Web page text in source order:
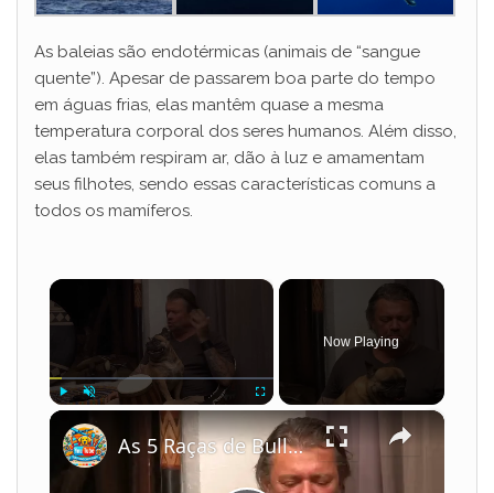
As baleias são endotérmicas (animais de “sangue
quente”). Apesar de passarem boa parte do tempo
em águas frias, elas mantêm quase a mesma
temperatura corporal dos seres humanos. Além disso,
elas também respiram ar, dão à luz e amamentam
seus filhotes, sendo essas características comuns a
todos os mamíferos.
×
Now Playing
×
As 5 Raças de Bulldog: Descubra as Diferenças e Curiosidades!